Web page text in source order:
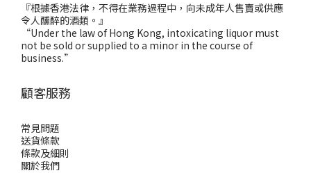
『根據香港法律，不得在業務過程中，向未成年人售賣或供應
令人醺醉的酒類。』
“Under the law of Hong Kong, intoxicating liquor must
not be sold or supplied to a minor in the course of
business.”
顧客服務
常見問題
送貨條款
條款及細則
關於我們